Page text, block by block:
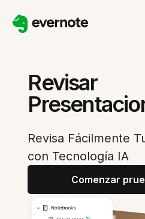
Revisar
Revisa Fácilmente
con Tecnología IA
Comenzar